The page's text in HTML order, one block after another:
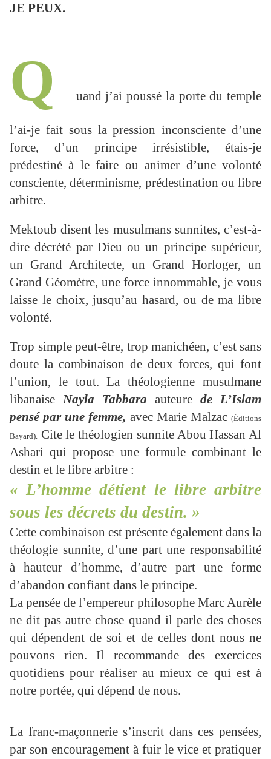
JE PEUX.
Q uand j’ai poussé la porte du temple
l’ai-je fait sous la pression inconsciente d’une
force, d’un principe irrésistible, étais-je
prédestiné à le faire ou animer d’une volonté
consciente, déterminisme, prédestination ou libre
arbitre.
Mektoub disent les musulmans sunnites, c’est-à-
dire décrété par Dieu ou un principe supérieur,
un Grand Architecte, un Grand Horloger, un
Grand Géomètre, une force innommable, je vous
laisse le choix, jusqu’au hasard, ou de ma libre
volonté.
Trop simple peut-être, trop manichéen, c’est sans
doute la combinaison de deux forces, qui font
l’union, le tout. La théologienne musulmane
libanaise Nayla Tabbara auteure de L’Islam
pensé par une femme, avec Marie Malzac(Éditions
Bayard). Cite le théologien sunnite Abou Hassan Al
Ashari qui propose une formule combinant le
destin et le libre arbitre :
« L’homme détient le libre arbitre
sous les décrets du destin. »
Cette combinaison est présente également dans la
théologie sunnite, d’une part une responsabilité
à hauteur d’homme, d’autre part une forme
d’abandon confiant dans le principe.
La pensée de l’empereur philosophe Marc Aurèle
ne dit pas autre chose quand il parle des choses
qui dépendent de soi et de celles dont nous ne
pouvons rien. Il recommande des exercices
quotidiens pour réaliser au mieux ce qui est à
notre portée, qui dépend de nous.
La franc-maçonnerie s’inscrit dans ces pensées,
par son encouragement à fuir le vice et pratiquer